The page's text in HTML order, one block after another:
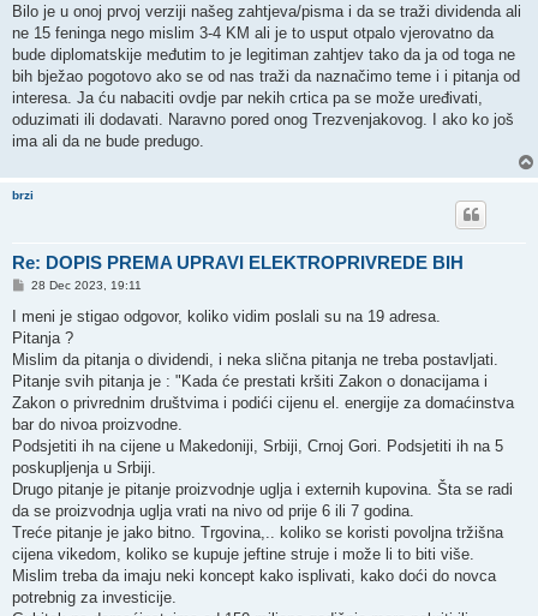
Bilo je u onoj prvoj verziji našeg zahtjeva/pisma i da se traži dividenda ali
ne 15 feninga nego mislim 3-4 KM ali je to usput otpalo vjerovatno da
bude diplomatskije međutim to je legitiman zahtjev tako da ja od toga ne
bih bježao pogotovo ako se od nas traži da naznačimo teme i i pitanja od
interesa. Ja ću nabaciti ovdje par nekih crtica pa se može uređivati,
oduzimati ili dodavati. Naravno pored onog Trezvenjakovog. I ako ko još
ima ali da ne bude predugo.
brzi
Re: DOPIS PREMA UPRAVI ELEKTROPRIVREDE BIH
P
s
28 Dec 2023, 19:11
I meni je stigao odgovor, koliko vidim poslali su na 19 adresa.
Pitanja ?
Mislim da pitanja o dividendi, i neka slična pitanja ne treba postavljati.
Pitanje svih pitanja je : "Kada će prestati kršiti Zakon o donacijama i
Zakon o privrednim društvima i podići cijenu el. energije za domaćinstva
bar do nivoa proizvodne.
Podsjetiti ih na cijene u Makedoniji, Srbiji, Crnoj Gori. Podsjetiti ih na 5
poskupljenja u Srbiji.
Drugo pitanje je pitanje proizvodnje uglja i externih kupovina. Šta se radi
da se proizvodnja uglja vrati na nivo od prije 6 ili 7 godina.
Treće pitanje je jako bitno. Trgovina,.. koliko se koristi povoljna tržišna
cijena vikedom, koliko se kupuje jeftine struje i može li to biti više.
Mislim treba da imaju neki koncept kako isplivati, kako doći do novca
potrebnig za investicije.